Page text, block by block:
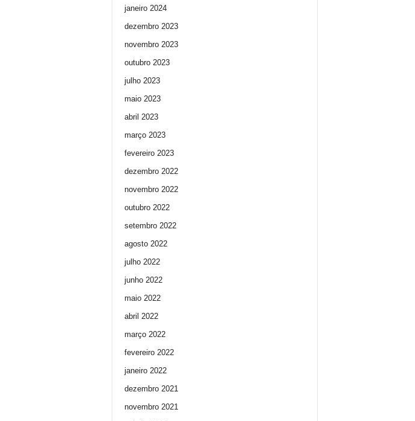
janeiro 2024
dezembro 2023
novembro 2023
outubro 2023
julho 2023
maio 2023
abril 2023
março 2023
fevereiro 2023
dezembro 2022
novembro 2022
outubro 2022
setembro 2022
agosto 2022
julho 2022
junho 2022
maio 2022
abril 2022
março 2022
fevereiro 2022
janeiro 2022
dezembro 2021
novembro 2021